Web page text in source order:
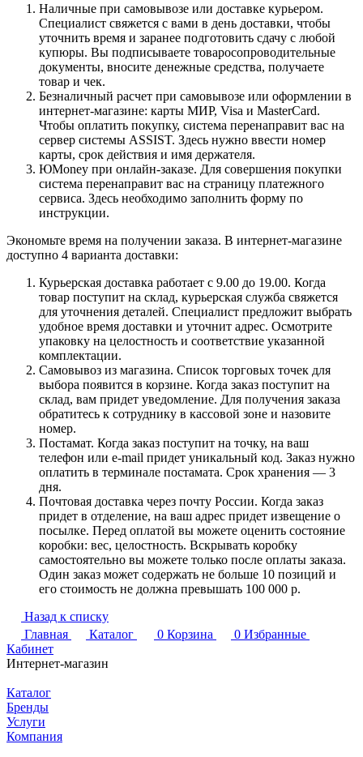
Наличные при самовывозе или доставке курьером.
Специалист свяжется с вами в день доставки, чтобы
уточнить время и заранее подготовить сдачу с любой
купюры. Вы подписываете товаросопроводительные
документы, вносите денежные средства, получаете
товар и чек.
Безналичный расчет при самовывозе или оформлении в
интернет-магазине: карты МИР, Visa и MasterCard.
Чтобы оплатить покупку, система перенаправит вас на
сервер системы ASSIST. Здесь нужно ввести номер
карты, срок действия и имя держателя.
ЮMoney при онлайн-заказе. Для совершения покупки
система перенаправит вас на страницу платежного
сервиса. Здесь необходимо заполнить форму по
инструкции.
Экономьте время на получении заказа. В интернет-магазине
доступно 4 варианта доставки:
Курьерская доставка работает с 9.00 до 19.00. Когда
товар поступит на склад, курьерская служба свяжется
для уточнения деталей. Специалист предложит выбрать
удобное время доставки и уточнит адрес. Осмотрите
упаковку на целостность и соответствие указанной
комплектации.
Самовывоз из магазина. Список торговых точек для
выбора появится в корзине. Когда заказ поступит на
склад, вам придет уведомление. Для получения заказа
обратитесь к сотруднику в кассовой зоне и назовите
номер.
Постамат. Когда заказ поступит на точку, на ваш
телефон или e-mail придет уникальный код. Заказ нужно
оплатить в терминале постамата. Срок хранения — 3
дня.
Почтовая доставка через почту России. Когда заказ
придет в отделение, на ваш адрес придет извещение о
посылке. Перед оплатой вы можете оценить состояние
коробки: вес, целостность. Вскрывать коробку
самостоятельно вы можете только после оплаты заказа.
Один заказ может содержать не больше 10 позиций и
его стоимость не должна превышать 100 000 р.
Назад к списку
Главная
Каталог 0 Корзина 0 Избранные
Кабинет
Интернет-магазин
Каталог
Бренды
Услуги
Компания